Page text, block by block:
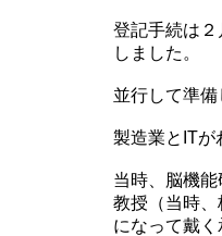
登記手続は２月中旬
しました。
並行して準備してい
製造業とITがわかる
当時、脳機能研究で
教授（当時、株式会
になって戴く承諾